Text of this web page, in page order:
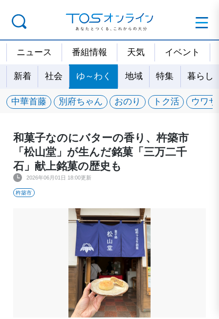
ニュース 番組情報 天気 イベント
新着 社会 ゆ～わく 地域 特集 暮らし
中華首藤 別府ちゃん おのり トク活 ウワ
和菓子なのにバターの香り、杵築市
「松山堂」が生んだ銘菓「三万二千
石」献上銘菓の歴史も
2026年06月01日 18:00更新
杵築市